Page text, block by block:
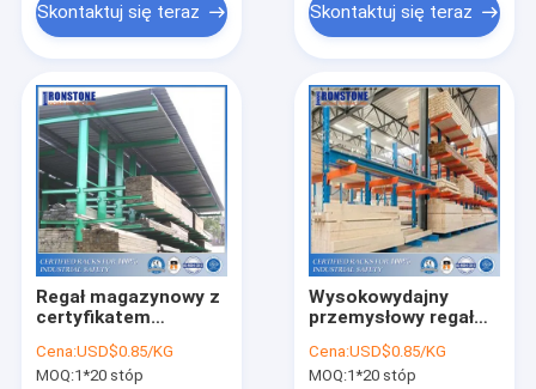
Poprosić o wycenę
Selektywny system regałów paletowych
Regały paletowe w kształcie łezki
System regałów wspornikowych
Regały do ​​kompletacji
Platforma na antresoli
Skontaktuj się teraz Skontaktuj się teraz
Regał magazynowy z
certyfikatem
użytku o trwałej
konstrukcji
Cena:USD$0.85/KG
MOQ:1*20 stóp
Wysokowydajny
przemysłowy regał
malowany proszkowo
do przechowywania
Cena:USD$0.85/KG
MOQ:1*20 stóp